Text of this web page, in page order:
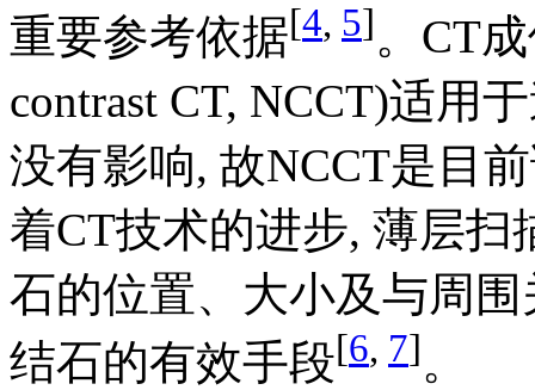
重要参考依据[4, 5]。CT
contrast CT, NCCT)适用
没有影响, 故NCCT是目
着CT技术的进步, 薄层
石的位置、大小及与周
结石的有效手段[6, 7]。